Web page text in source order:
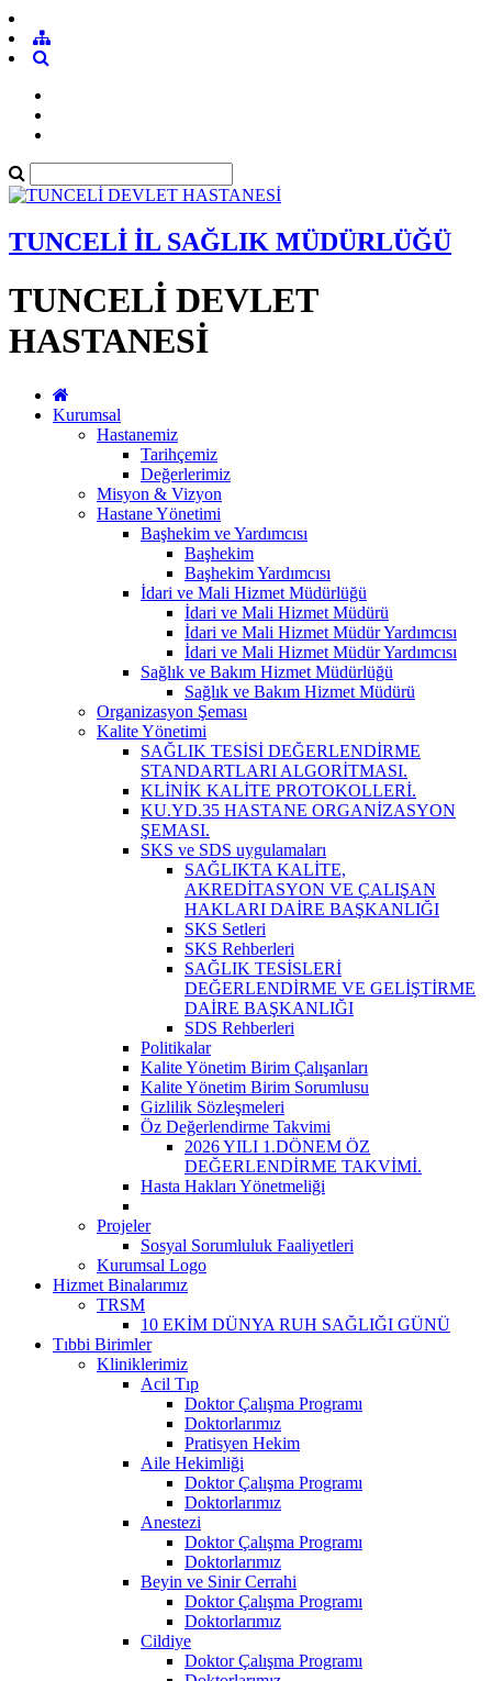
TUNCELİ İL SAĞLIK MÜDÜRLÜĞÜ
TUNCELİ DEVLET
HASTANESİ
Kurumsal
Hastanemiz
Tarihçemiz
Değerlerimiz
Misyon & Vizyon
Hastane Yönetimi
Başhekim ve Yardımcısı
Başhekim
Başhekim Yardımcısı
İdari ve Mali Hizmet Müdürlüğü
İdari ve Mali Hizmet Müdürü
İdari ve Mali Hizmet Müdür Yardımcısı
İdari ve Mali Hizmet Müdür Yardımcısı
Sağlık ve Bakım Hizmet Müdürlüğü
Sağlık ve Bakım Hizmet Müdürü
Organizasyon Şeması
Kalite Yönetimi
SAĞLIK TESİSİ DEĞERLENDİRME
STANDARTLARI ALGORİTMASI.
KLİNİK KALİTE PROTOKOLLERİ.
KU.YD.35 HASTANE ORGANİZASYON
ŞEMASI.
SKS ve SDS uygulamaları
SAĞLIKTA KALİTE,
AKREDİTASYON VE ÇALIŞAN
HAKLARI DAİRE BAŞKANLIĞI
SKS Setleri
SKS Rehberleri
SAĞLIK TESİSLERİ
DEĞERLENDİRME VE GELİŞTİRME
DAİRE BAŞKANLIĞI
SDS Rehberleri
Politikalar
Kalite Yönetim Birim Çalışanları
Kalite Yönetim Birim Sorumlusu
Gizlilik Sözleşmeleri
Öz Değerlendirme Takvimi
2026 YILI 1.DÖNEM ÖZ
DEĞERLENDİRME TAKVİMİ.
Hasta Hakları Yönetmeliği
Projeler
Sosyal Sorumluluk Faaliyetleri
Kurumsal Logo
Hizmet Binalarımız
TRSM
10 EKİM DÜNYA RUH SAĞLIĞI GÜNÜ
Tıbbi Birimler
Kliniklerimiz
Acil Tıp
Doktor Çalışma Programı
Doktorlarımız
Pratisyen Hekim
Aile Hekimliği
Doktor Çalışma Programı
Doktorlarımız
Anestezi
Doktor Çalışma Programı
Doktorlarımız
Beyin ve Sinir Cerrahi
Doktor Çalışma Programı
Doktorlarımız
Cildiye
Doktor Çalışma Programı